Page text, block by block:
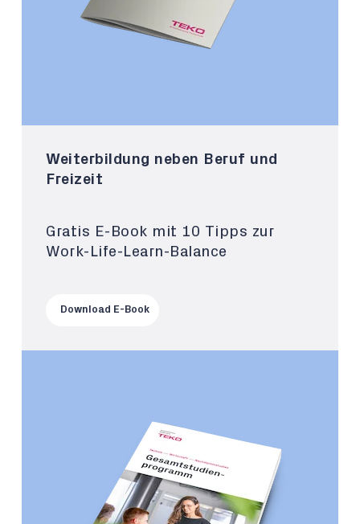
Weiterbildung neben Beruf und
Freizeit
Gratis E-Book mit 10 Tipps zur
Work-Life-Learn-Balance
Download E-Book